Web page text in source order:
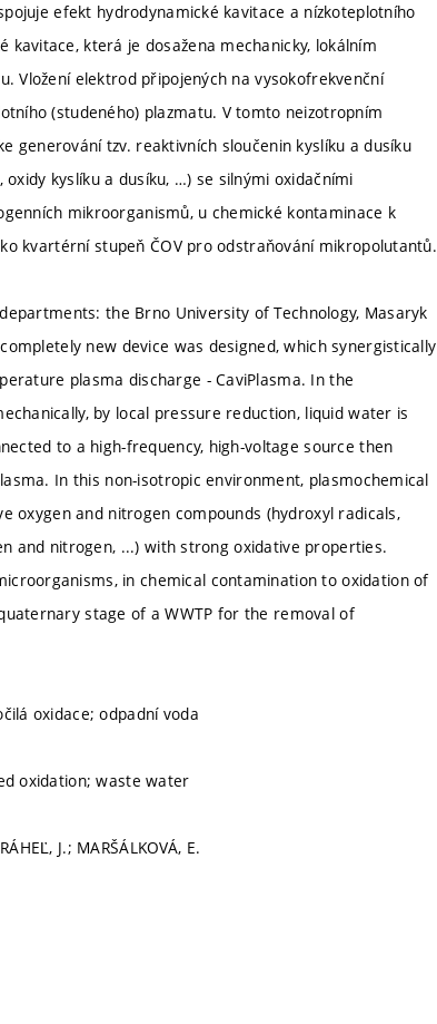
efekt hydrodynamické kavitace a nízkoteplotního
kavitace, která je dosažena mechanicky, lokálním
Vložení elektrod připojených na vysokofrekvenční
(studeného) plazmatu. V tomto neizotropním
generování tzv. reaktivních sloučenin kyslíku a dusíku
kyslíku a dusíku, …) se silnými oxidačními
mikroorganismů, u chemické kontaminace k
kvartérní stupeň ČOV pro odstraňování mikropolutantů.
the Brno University of Technology, Masaryk
new device was designed, which synergistically
plasma discharge - CaviPlasma. In the
by local pressure reduction, liquid water is
to a high-frequency, high-voltage source then
In this non-isotropic environment, plasmochemical
oxygen and nitrogen compounds (hydroxyl radicals,
and nitrogen, ...) with strong oxidative properties.
in chemical contamination to oxidation of
stage of a WWTP for the removal of
oxidace; odpadní voda
oxidation; waste water
J.; MARŠÁLKOVÁ, E.